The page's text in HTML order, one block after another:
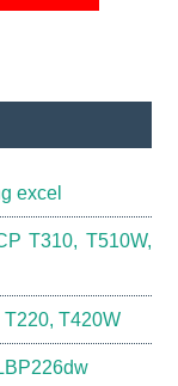
excel
T310, T510W,
T420W